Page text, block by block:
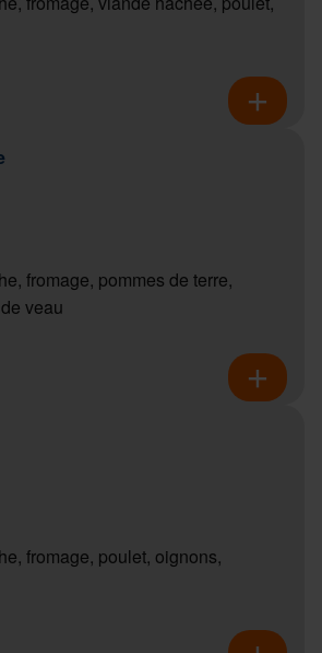
fromage, pommes de terre,
veau
fromage, poulet, oignons,